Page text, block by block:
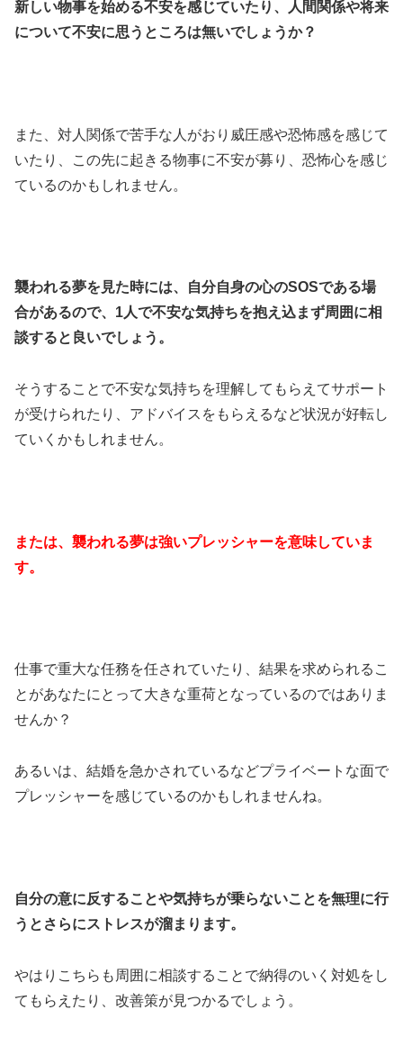
新しい物事を始める不安を感じていたり、人間関係や将来
について不安に思うところは無いでしょうか？
また、対人関係で苦手な人がおり威圧感や恐怖感を感じて
いたり、この先に起きる物事に不安が募り、恐怖心を感じ
ているのかもしれません。
襲われる夢を見た時には、自分自身の心のSOSである場
合があるので、1人で不安な気持ちを抱え込まず周囲に相
談すると良いでしょう。
そうすることで不安な気持ちを理解してもらえてサポート
が受けられたり、アドバイスをもらえるなど状況が好転し
ていくかもしれません。
または、襲われる夢は強いプレッシャーを意味していま
す。
仕事で重大な任務を任されていたり、結果を求められるこ
とがあなたにとって大きな重荷となっているのではありま
せんか？
あるいは、結婚を急かされているなどプライベートな面で
プレッシャーを感じているのかもしれませんね。
自分の意に反することや気持ちが乗らないことを無理に行
うとさらにストレスが溜まります。
やはりこちらも周囲に相談することで納得のいく対処をし
てもらえたり、改善策が見つかるでしょう。